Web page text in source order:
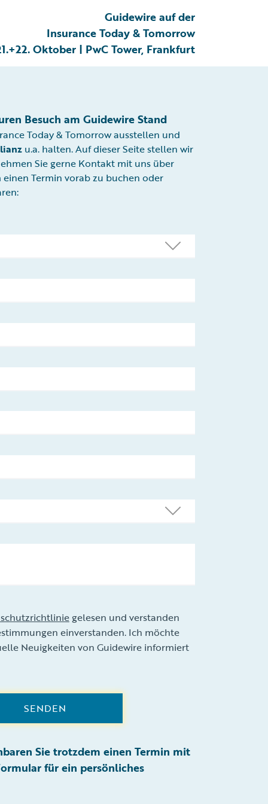
Guidewire auf der
Insurance Today & Tomorrow
Oktober | PwC Tower, Frankfurt
Besuch am Guidewire Stand
Today & Tomorrow ausstellen und
u.a. halten. Auf dieser Seite stellen wir
Sie gerne Kontakt mit uns über
einen Termin vorab zu buchen oder
gelesen und verstanden
einverstanden. Ich möchte
Neuigkeiten von Guidewire informiert
SENDEN
Sie trotzdem einen Termin mit
für ein persönliches